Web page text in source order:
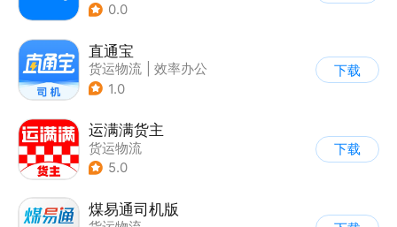
0.0
直通宝
货运物流
效率办公
1.0
下载
运满满货主
货运物流
5.0
下载
煤易通司机版